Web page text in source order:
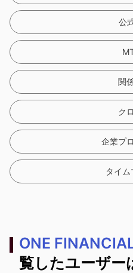
公
関
ク
企業プ
タイ
ONE
覧したユーザー